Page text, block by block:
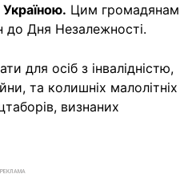
Цим громадянам
до Дня Незалежності.
для осіб з інвалідністю,
та колишніх малолітніх
визнаних
РЕКЛАМА